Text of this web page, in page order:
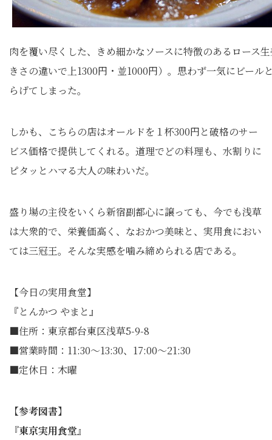
肉を覆い尽くした、きめ細かなソースに特徴のあるロース
きさの違いで上1300円・並1000円）。思わず一気にビール
らげてしまった。
しかも、こちらの店はオールドを１杯300円と破格のサー
ビス価格で提供してくれる。道理でどの料理も、水割りに
ピタッとハマる大人の味わいだ。
盛り場の主役をいくら新宿副都心に譲っても、今でも浅草
は大衆的で、栄養価高く、なおかつ美味と、 実用食におい
ては三冠王。そんな実感を噛み締められる店である。
【今日の実用食堂】
『とんかつ やまと』
■住所：東京都台東区浅草5-9-8
■営業時間：11:30～13:30、17:00～21:30
■定休日：木曜
【参考図書】
『東京実用食堂』